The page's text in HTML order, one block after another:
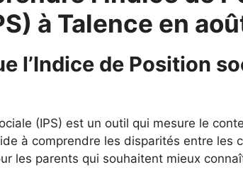
à Talence en
l’Indice de Position
(IPS) est un outil qui mesure le
à comprendre les disparités entre les
les parents qui souhaitent mieux